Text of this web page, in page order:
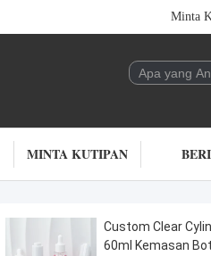
Minta
MINTA KUTIPAN
Custom Clear
60ml Kemasan